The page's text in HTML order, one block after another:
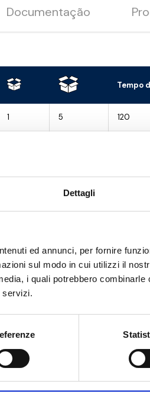
Dettagli
ed annunci, per fornire
sul modo in cui utilizzi il
i quali potrebbero
servizi.
Documentação
Tempo
1 5 120
1 5 120
1 5 120